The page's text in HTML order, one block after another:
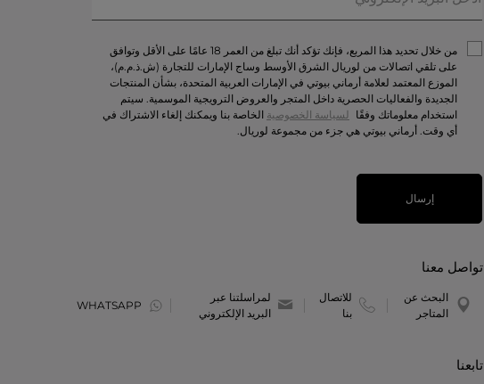
من خلال تحديد هذا المربع، فإنك تؤكد أنك تبلغ من العمر 18 عامًا على الأقل وتوافق
على تلقي اتصالات من لوريال الشرق الأوسط وساج الإمارات للتجارة (ش.ذ.م.م)،
الموزع المعتمد لعلامة أرماني بيوتي في الإمارات العربية المتحدة، بشأن المنتجات
الجديدة والفعاليات الحصرية داخل المتجر والعروض الترويجية الموسمية. سيتم
استخدام معلوماتك وفقًا لسياسة الخصوصية الخاصة بنا ويمكنك إلغاء الاشتراك في
أي وقت. أرماني بيوتي هي جزء من مجموعة لوريال.
إرسال
تواصل معنا
البحث عن
المتاجر
للاتصال
بنا
لمراسلتنا عبر
البريد الإلكتروني
WHATSAPP
تابعنا